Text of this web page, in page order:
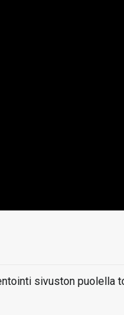
sivuston puolella